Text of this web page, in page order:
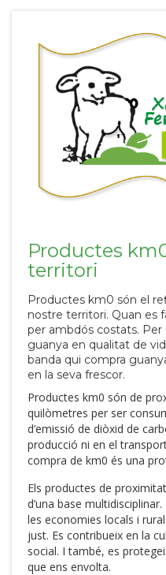
Productes
territori
Productes km0 són el
nostre territori. Quan es
per ambdós costats.
guanya en qualitat de
banda qui compra
en la seva frescor.
Productes km0 són de
quilòmetres per ser
d’emissió de diòxid de
producció ni en el
compra de km0 és una
Els productes de
d’una base
les economies locals i
just. Es contribueix en la
social. I també, es
que ens envolta.